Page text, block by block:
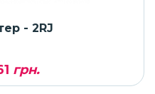
- 2RJ
грн.